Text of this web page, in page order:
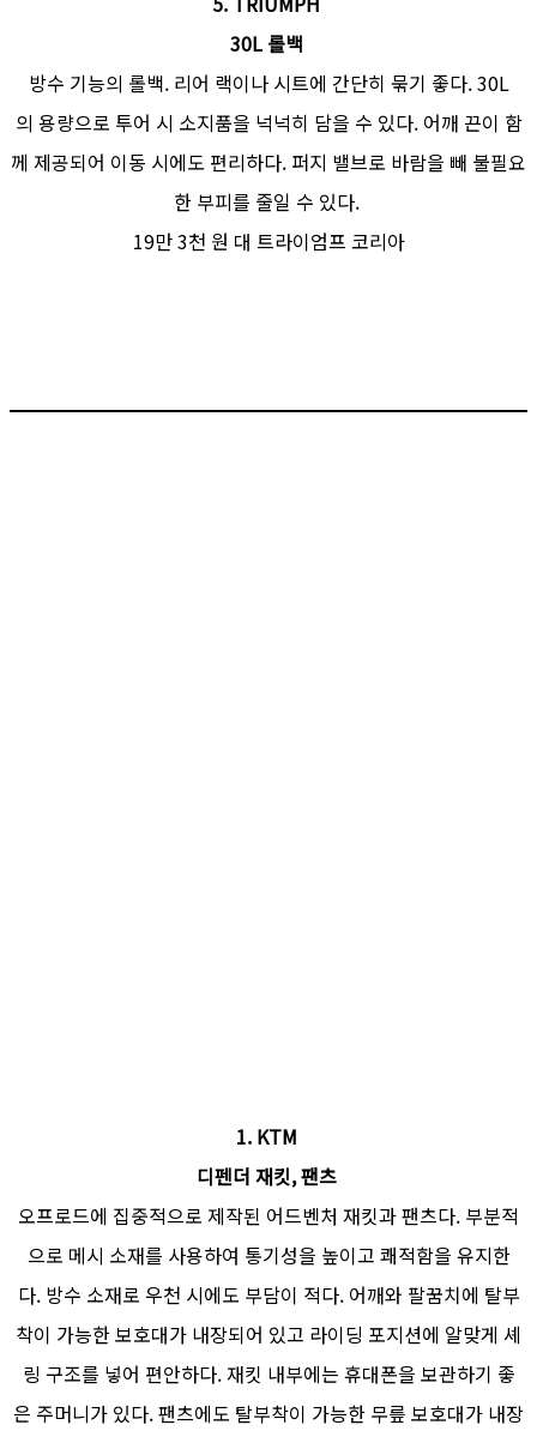
30L 롤백
방수 기능의 롤백. 리어 랙이나 시트에 간단히 묶기 좋다. 30L
의 용량으로 투어 시 소지품을 넉넉히 담을 수 있다. 어깨 끈이 함
께 제공되어 이동 시에도 편리하다. 퍼지 밸브로 바람을 빼 불필요
한 부피를 줄일 수 있다.
19만 3천 원 대 트라이엄프 코리아
1. KTM
디펜더 재킷, 팬츠
오프로드에 집중적으로 제작된 어드벤처 재킷과 팬츠다. 부분적
으로 메시 소재를 사용하여 통기성을 높이고 쾌적함을 유지한
다. 방수 소재로 우천 시에도 부담이 적다. 어깨와 팔꿈치에 탈부
착이 가능한 보호대가 내장되어 있고 라이딩 포지션에 알맞게 셰
링 구조를 넣어 편안하다. 재킷 내부에는 휴대폰을 보관하기 좋
은 주머니가 있다. 팬츠에도 탈부착이 가능한 무릎 보호대가 내장